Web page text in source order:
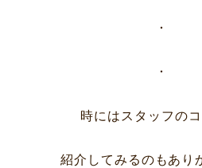
・
・
時にはスタッフの
紹介してみるのもあ